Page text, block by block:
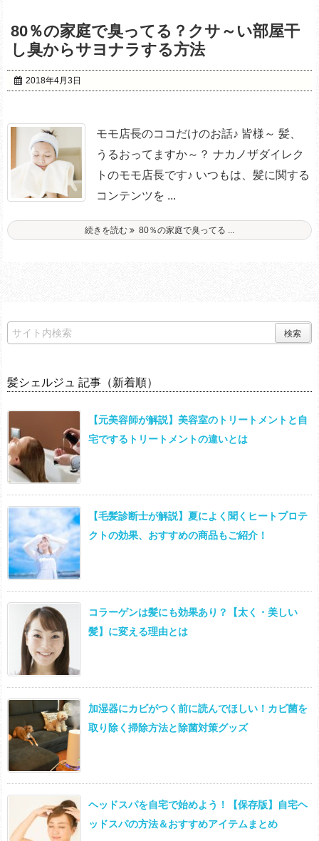
80％の家庭で臭ってる？クサ～い部屋干
し臭からサヨナラする方法
2018年4月3日
モモ店長のココだけのお話♪ 皆様～ 髪、
うるおってますか～？ ナカノザダイレク
トのモモ店長です♪ いつもは、髪に関する
コンテンツを ...
続きを読む 80％の家庭で臭ってる ...
髪シェルジュ 記事（新着順）
【元美容師が解説】美容室のトリートメントと自
宅でするトリートメントの違いとは
【毛髪診断士が解説】夏によく聞くヒートプロテ
クトの効果、おすすめの商品もご紹介！
コラーゲンは髪にも効果あり？【太く・美しい
髪】に変える理由とは
加湿器にカビがつく前に読んでほしい！カビ菌を
取り除く掃除方法と除菌対策グッズ
ヘッドスパを自宅で始めよう！【保存版】自宅ヘ
ッドスパの方法＆おすすめアイテムまとめ